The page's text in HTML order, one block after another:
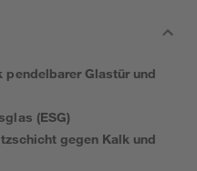
Glastür und
(ESG)
gegen Kalk und